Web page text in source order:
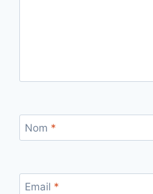
Nom *
Email *